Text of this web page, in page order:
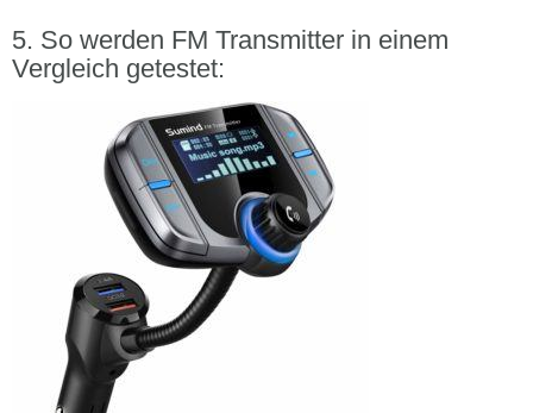
So werden FM Transmitter in einem
Vergleich getestet: